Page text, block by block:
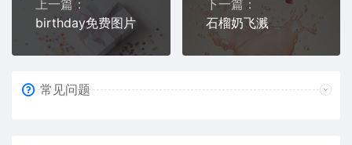
上一篇：
birthday免费图片
下一篇：
石榴奶飞溅
常见问题